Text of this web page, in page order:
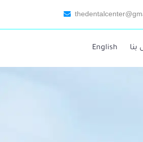
بنا English